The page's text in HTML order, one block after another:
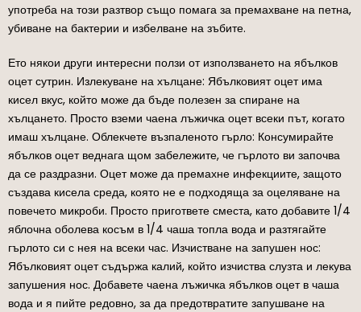
употреба на този разтвор също помага за премахване на петна,
убиване на бактерии и избелване на зъбите.
Ето някои други интересни ползи от използването на ябълков
оцет сутрин. Излекуване на хълцане: Ябълковият оцет има
кисел вкус, който може да бъде полезен за спиране на
хълцането. Просто вземи чаена лъжичка оцет всеки път, когато
имаш хълцане. Облекчете възпаленото гърло: Консумирайте
ябълков оцет веднага щом забележите, че гърлото ви започва
да се раздразни. Оцет може да премахне инфекциите, защото
създава кисела среда, която не е подходяща за оцеляване на
повечето микроби. Просто пригответе сместа, като добавите 1/4
яблочна оболева косъм в 1/4 чаша топла вода и разтягайте
гърлото си с нея на всеки час. Изчистване на запушен нос:
Ябълковият оцет съдържа калий, който изчиства слузта и лекува
запушения нос. Добавете чаена лъжичка ябълков оцет в чаша
вода и я пийте редовно, за да предотвратите запушване на